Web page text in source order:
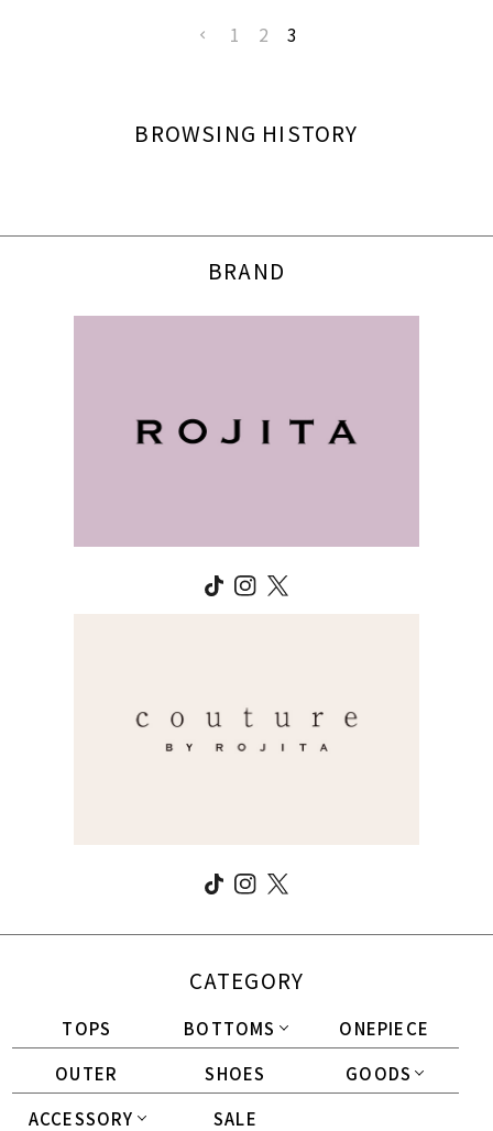
1 2 3
BROWSING HISTORY
BRAND
CATEGORY
TOPS BOTTOMS
ONEPIECE
OUTER
SHOES
GOODS
ACCESSORY
SALE